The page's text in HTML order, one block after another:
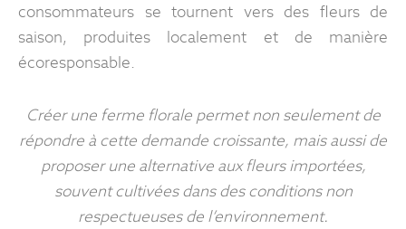
consommateurs se tournent vers des fleurs de
saison, produites localement et de manière
écoresponsable.
Créer une ferme florale permet non seulement de
répondre à cette demande croissante, mais aussi de
proposer une alternative aux fleurs importées,
souvent cultivées dans des conditions non
respectueuses de l’environnement.